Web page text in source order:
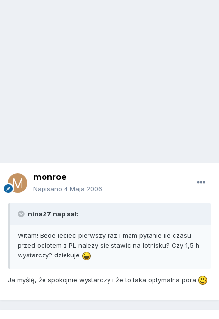
monroe
Napisano 4 Maja 2006
nina27 napisał:
Witam! Bede leciec pierwszy raz i mam pytanie ile czasu
przed odlotem z PL nalezy sie stawic na lotnisku? Czy 1,5 h
wystarczy? dziekuje
Ja myślę, że spokojnie wystarczy i że to taka optymalna pora